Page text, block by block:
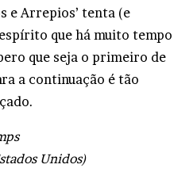
e Arrepios’ tenta (e
que há muito tempo
que seja o primeiro de
a continuação é tão
Unidos)